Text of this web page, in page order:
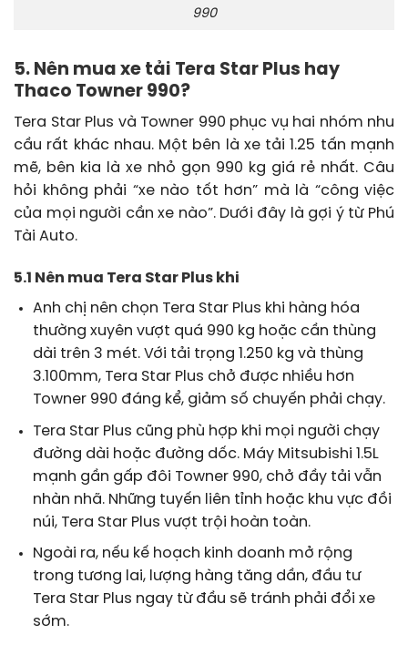
990
5. Nên mua xe tải Tera Star Plus hay
Thaco Towner 990?
Tera Star Plus và Towner 990 phục vụ hai nhóm nhu
cầu rất khác nhau. Một bên là xe tải 1.25 tấn mạnh
mẽ, bên kia là xe nhỏ gọn 990 kg giá rẻ nhất. Câu
hỏi không phải “xe nào tốt hơn” mà là “công việc
của mọi người cần xe nào”. Dưới đây là gợi ý từ Phú
Tài Auto.
5.1 Nên mua Tera Star Plus khi
Anh chị nên chọn Tera Star Plus khi hàng hóa
thường xuyên vượt quá 990 kg hoặc cần thùng
dài trên 3 mét. Với tải trọng 1.250 kg và thùng
3.100mm, Tera Star Plus chở được nhiều hơn
Towner 990 đáng kể, giảm số chuyến phải chạy.
Tera Star Plus cũng phù hợp khi mọi người chạy
đường dài hoặc đường dốc. Máy Mitsubishi 1.5L
mạnh gần gấp đôi Towner 990, chở đầy tải vẫn
nhàn nhã. Những tuyến liên tỉnh hoặc khu vực đồi
núi, Tera Star Plus vượt trội hoàn toàn.
Ngoài ra, nếu kế hoạch kinh doanh mở rộng
trong tương lai, lượng hàng tăng dần, đầu tư
Tera Star Plus ngay từ đầu sẽ tránh phải đổi xe
sớm.